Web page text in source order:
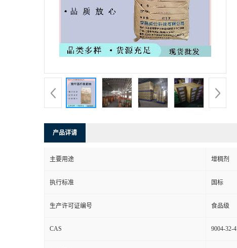
产品详请
主要用途 增稠剂
执行标准 国标
生产许可证编号 食品级
CAS 9004-32-4